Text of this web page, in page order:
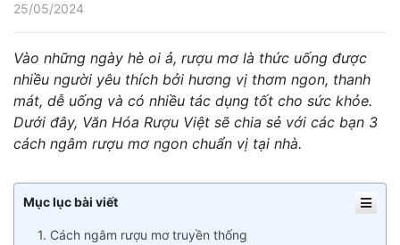
25/05/2024
Vào những ngày hè oi ả, rượu mơ là thức uống được
nhiều người yêu thích bởi hương vị thơm ngon, thanh
mát, dễ uống và có nhiều tác dụng tốt cho sức khỏe.
Dưới đây, Văn Hóa Rượu Việt sẽ chia sẻ với các bạn 3
cách ngâm rượu mơ ngon chuẩn vị tại nhà.
Mục lục bài viết
1. Cách ngâm rượu mơ truyền thống